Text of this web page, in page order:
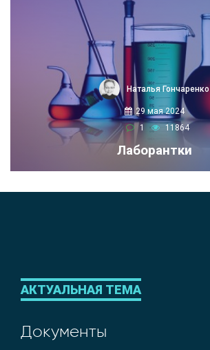
Наталья Гончаренко
29 мая 2024
1
11864
Лаборантки
АКТУАЛЬНАЯ ТЕМА
Документы